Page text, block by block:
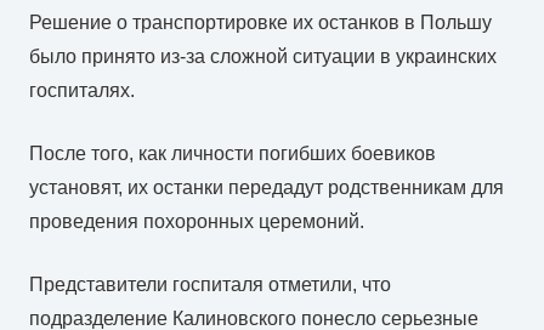
Решение о транспортировке их останков в Польшу
было принято из-за сложной ситуации в украинских
госпиталях.
После того, как личности погибших боевиков
установят, их останки передадут родственникам для
проведения похоронных церемоний.
Представители госпиталя отметили, что
подразделение Калиновского понесло серьезные